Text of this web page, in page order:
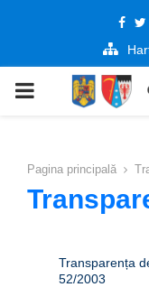
PRIMARY
Pagina principală
Transparența
52/2003